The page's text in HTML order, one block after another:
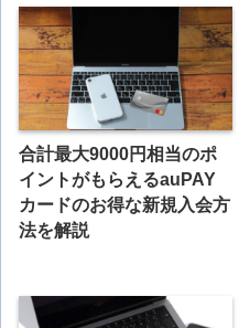
合計最大9000円相当のポ
イントがもらえるauPAY
カードのお得な新規入会方
法を解説